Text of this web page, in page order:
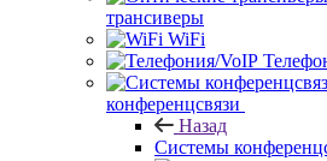
трансиверы
WiFi
конференцсвязи
Назад
Системы